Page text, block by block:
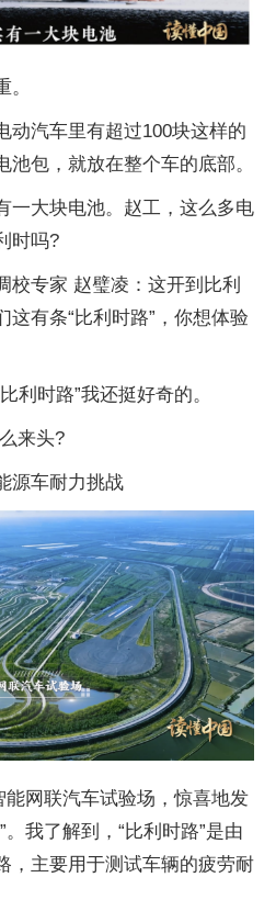
动汽车里有超过100块这样的
包，就放在整个车的底部。
一大块电池。赵工，这么多电
时吗?
校专家 赵璧凌：这开到比利
这有条“比利时路”，你想体验
利时路”我还挺好奇的。
来头?
源车耐力挑战
网联汽车试验场，惊喜地发
我了解到，“比利时路”是由
，主要用于测试车辆的疲劳耐